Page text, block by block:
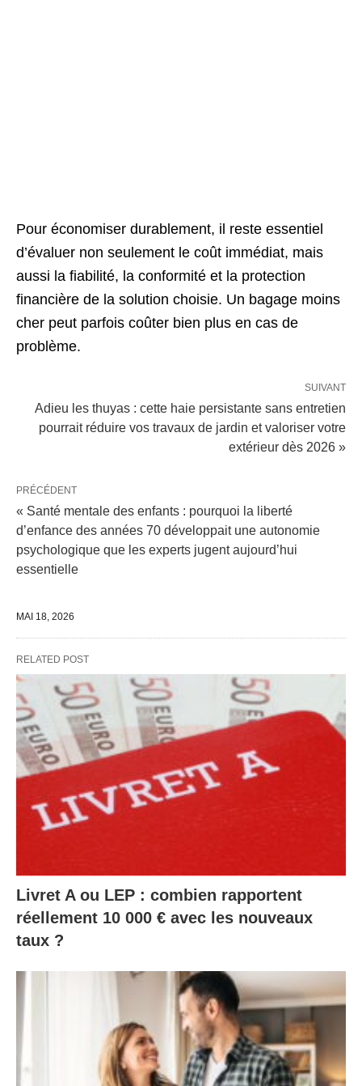
Pour économiser durablement, il reste essentiel
d’évaluer non seulement le coût immédiat, mais
aussi la fiabilité, la conformité et la protection
financière de la solution choisie. Un bagage moins
cher peut parfois coûter bien plus en cas de
problème.
SUIVANT
Adieu les thuyas : cette haie persistante sans entretien
pourrait réduire vos travaux de jardin et valoriser votre
extérieur dès 2026 »
PRÉCÉDENT
« Santé mentale des enfants : pourquoi la liberté
d’enfance des années 70 développait une autonomie
psychologique que les experts jugent aujourd’hui
essentielle
MAI 18, 2026
RELATED POST
Livret A ou LEP : combien rapportent
réellement 10 000 € avec les nouveaux
taux ?